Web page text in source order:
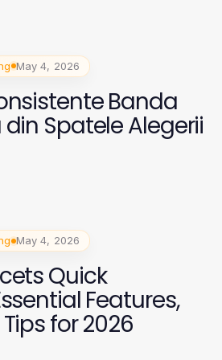
May 4, 2026
Banda
din Spatele Alegerii
May 4, 2026
Quick
Features,
for 2026